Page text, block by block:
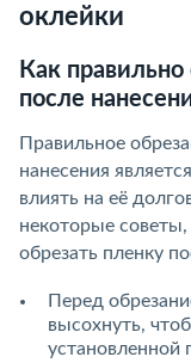
оклейки
Как
после
Правильное
нанесения
влиять на её
некоторые
обрезать пленку
Перед
высохнуть,
установленной